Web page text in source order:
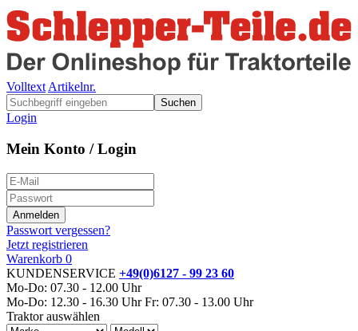
Volltext Artikelnr.
Suchen
Login
Mein Konto / Login
Passwort vergessen?
Jetzt registrieren
Warenkorb 0
KUNDENSERVICE +49(0)6127 - 99 23 60
Mo-Do: 07.30 - 12.00 Uhr
Mo-Do: 12.30 - 16.30 Uhr Fr: 07.30 - 13.00 Uhr
Traktor auswählen